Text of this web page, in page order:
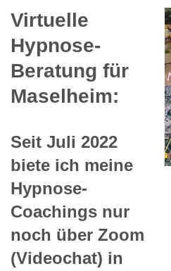
Virtuelle
Hypnose-
Beratung für
Maselheim:
Seit Juli 2022
biete ich meine
Hypnose-
Coachings nur
noch über Zoom
(Videochat) in